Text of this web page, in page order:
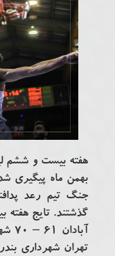
بهمن ماه پیگیری
جنگ تیم رعد
گذشتند. تایج